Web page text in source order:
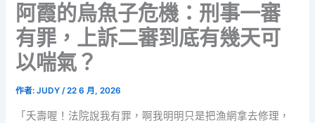
阿霞的烏魚子危機：刑事一審
有罪，上訴二審到底有幾天可
以喘氣？
作者:JUDY/22 6 月, 2026
「夭壽喔！法院說我有罪，啊我明明只是把漁網拿去修理，